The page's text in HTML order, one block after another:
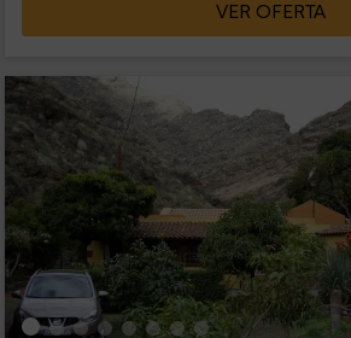
VER OFERTA